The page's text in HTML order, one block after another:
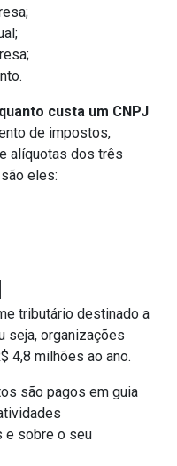
quanto custa um CNPJ
de impostos,
alíquotas dos três
eles:
tributário destinado a
seja, organizações
4,8 milhões ao ano.
são pagos em guia
e sobre o seu